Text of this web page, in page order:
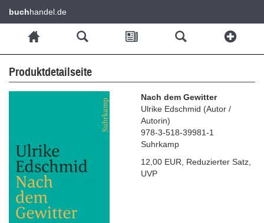
buchhandel.de
Produktdetailseite
Nach dem Gewitter
Ulrike Edschmid (Autor /
Autorin)
978-3-518-39981-1
Suhrkamp
12,00 EUR
Reduzierter Satz
UVP